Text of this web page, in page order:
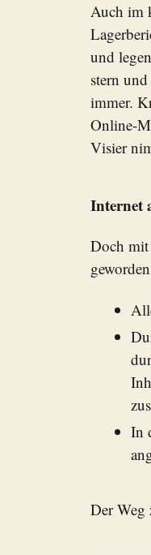
Auch im
und
stern
immer.
Online-
Visier
Internet
Doch mit
In
Der Weg